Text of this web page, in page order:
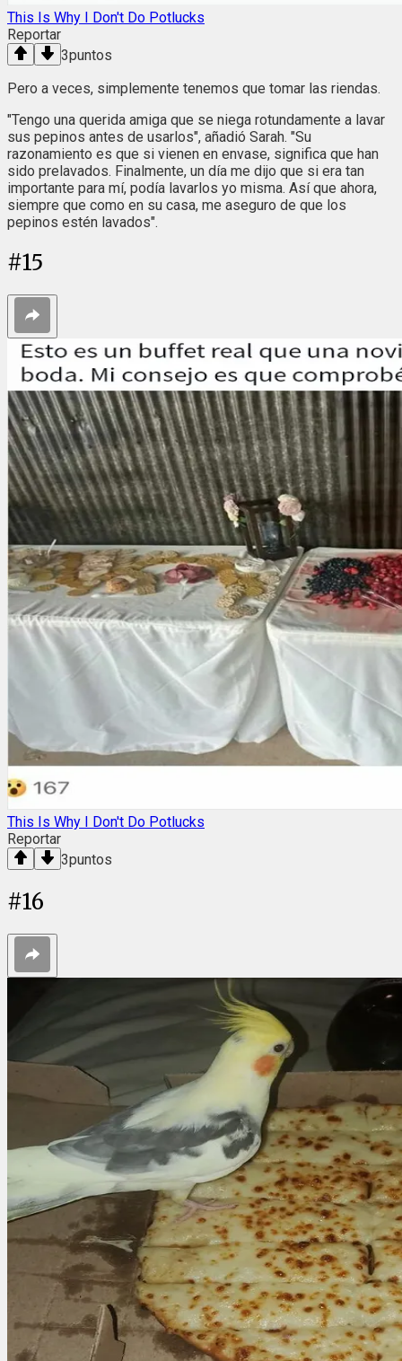
This Is Why I Don't Do Potlucks
Reportar
3puntos
Pero a veces, simplemente tenemos que tomar las riendas.
"Tengo una querida amiga que se niega rotundamente a lavar
sus pepinos antes de usarlos", añadió Sarah. "Su
razonamiento es que si vienen en envase, significa que han
sido prelavados. Finalmente, un día me dijo que si era tan
importante para mí, podía lavarlos yo misma. Así que ahora,
siempre que como en su casa, me aseguro de que los
pepinos estén lavados".
#15
This Is Why I Don't Do Potlucks
Reportar
3puntos
#16